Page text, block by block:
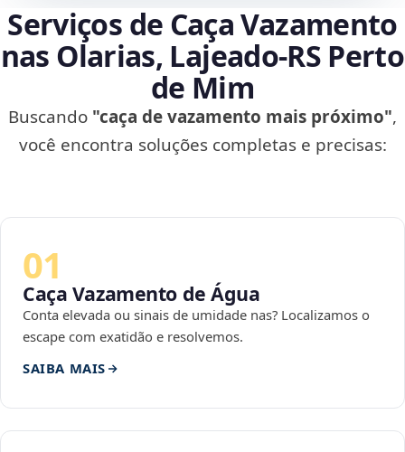
Serviços de Caça Vazamento
nas Olarias, Lajeado‑RS Perto
de Mim
Buscando "caça de vazamento mais próximo",
você encontra soluções completas e precisas:
01
Caça Vazamento de Água
Conta elevada ou sinais de umidade nas? Localizamos o
escape com exatidão e resolvemos.
SAIBA MAIS